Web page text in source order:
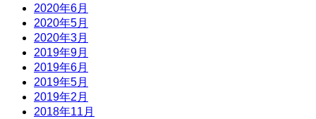
2020年6月
2020年5月
2020年3月
2019年9月
2019年6月
2019年5月
2019年2月
2018年11月